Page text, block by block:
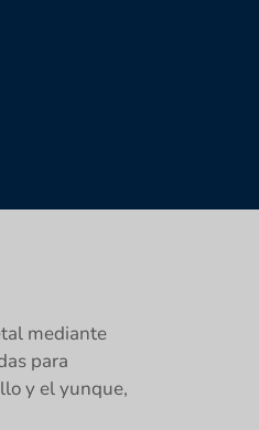
mediante
para
y el yunque,